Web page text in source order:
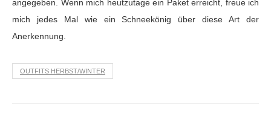
angegeben. Wenn mich heutzutage ein Paket erreicht, freue ich
mich jedes Mal wie ein Schneekönig über diese Art der
Anerkennung.
OUTFITS HERBST/WINTER